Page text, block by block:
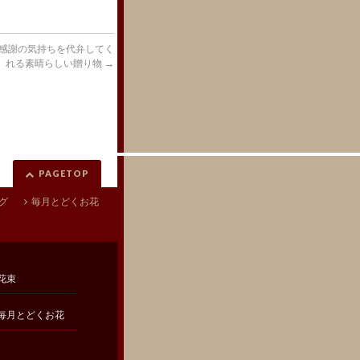
謝の気持ちを代弁してく
れる素晴らしい贈り物 →
PAGETOP
毎月とどくお花
束
月とどくお花